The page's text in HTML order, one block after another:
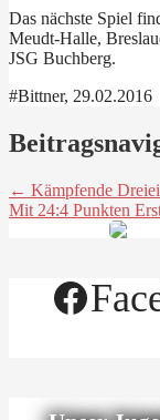
Das nächste Spiel
Meudt-Halle,
JSG Buchberg.
#Bittner, 29.02.2016
← Kämpfende
Mit 24:4 Punkten